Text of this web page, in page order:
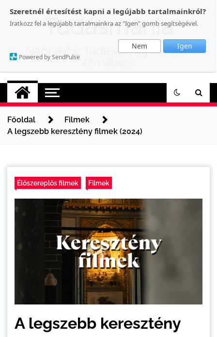
Szeretnél értesítést kapni a legújabb tartalmainkról?
Iratkozz fel a legújabb tartalmainkra az "Igen" gomb segítségével.
Nem Igen
Powered by SendPulse
content
Tudásmánia
Naprakész tudásanyag minden
Főoldal
Filmek
A legszebb keresztény filmek (2024)
Élőszereplős filmek Filmek
A legszebb keresztény